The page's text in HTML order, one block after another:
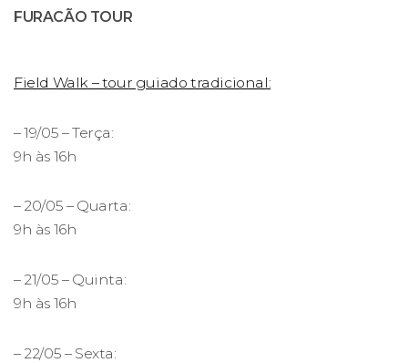
FURACÃO TOUR
Field Walk – tour guiado tradicional:
– 19/05 – Terça:
9h às 16h
– 20/05 – Quarta:
9h às 16h
– 21/05 – Quinta:
9h às 16h
– 22/05 – Sexta: